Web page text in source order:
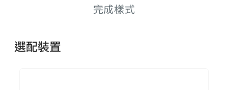
完成樣式
選配裝置